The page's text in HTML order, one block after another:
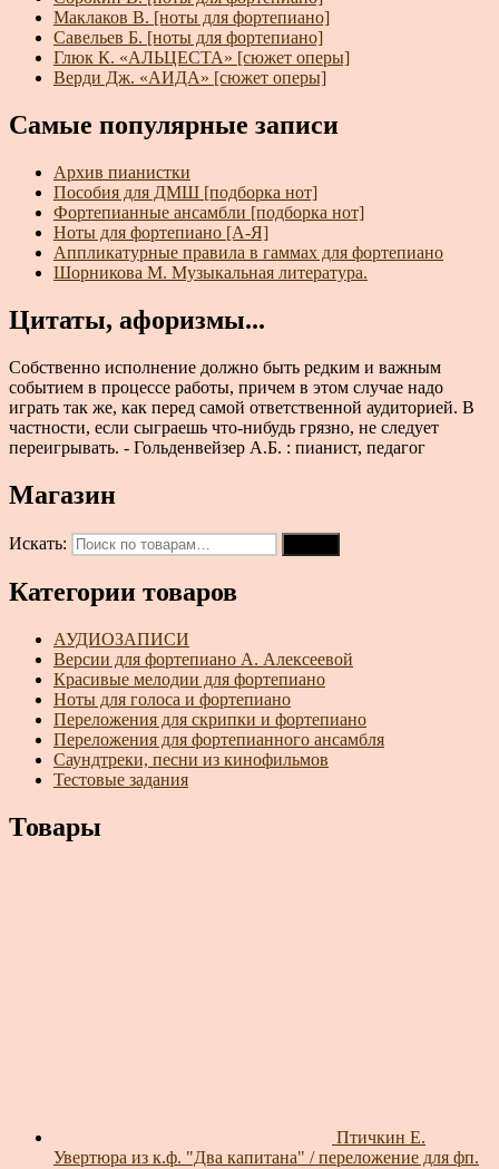
Маклаков В. [ноты для фортепиано]
Савельев Б. [ноты для фортепиано]
Глюк К. «АЛЬЦЕСТА» [сюжет оперы]
Верди Дж. «АИДА» [сюжет оперы]
Самые популярные записи
Архив пианистки
Пособия для ДМШ [подборка нот]
Фортепианные ансамбли [подборка нот]
Ноты для фортепиано [А-Я]
Аппликатурные правила в гаммах для фортепиано
Шорникова М. Музыкальная литература.
Цитаты, афоризмы...
Собственно исполнение должно быть редким и важным
событием в процессе работы, причем в этом случае надо
играть так же, как перед самой ответственной аудиторией. В
частности, если сыграешь что-нибудь грязно, не следует
переигрывать. - Гольденвейзер А.Б. : пианист, педагог
Магазин
Искать:
Категории товаров
АУДИОЗАПИСИ
Версии для фортепиано А. Алексеевой
Красивые мелодии для фортепиано
Ноты для голоса и фортепиано
Переложения для скрипки и фортепиано
Переложения для фортепианного ансамбля
Саундтреки, песни из кинофильмов
Тестовые задания
Товары
Птичкин Е.
Увертюра из к.ф. "Два капитана" / переложение для фп.